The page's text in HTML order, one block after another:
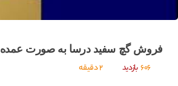
فروش گچ سفید درسا به صورت عمده
606بازدید 2 دقیقه